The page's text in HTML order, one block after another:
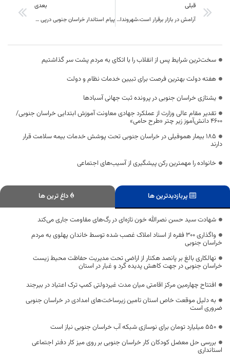
قبلی
آرامش در بازار برقرار است،شهروندان از خرید هیجانی پرهیز کنند
بعدی
پیام استاندار خراسان جنوبی درپی شهادت ۲ تن از پاسداران سرافراز هم استانی اهل بشرویه در حملات رژیم اسرائیل
سخت‌ترین شرایط پس از انقلاب را با اتکای به مردم پشت سر گذاشتیم
هفته دولت بهترین فرصت برای تبیین خدمات نظام و دولت
یشتازی خراسان جنوبی در پرونده ثبت جهانی آسبادها
تقدیر مقام عالی وزارت از عملکرد جهادی معاونت آموزش ابتدایی خراسان جنوبی/
۴۶۰۰ دانش‌آموز زیر چتر «طرح حامی»
۱۸۵ بیمار هموفیلی در خراسان جنوبی تحت پوشش خدمات بیمه سلامت قرار
دارند
خانواده را مهمترین رکن پیشگیری از آسیب‌های اجتماعی
پربازدیدترین ها داغ ترین ها
شهادت سید حسن نصرالله خون تازه‌ای در رگ‌های مقاومت جاری می‌کند
واگذاری 300 فقره از اسناد املاک غصب شده توسط خاندان پهلوی به مردم
خراسان جنوبی
نهالکاری بالغ بر پانصد هکتار از اراضی تحت مدیریت حفاظت محیط زیست
خراسان جنوبی در جهت کاهش پدیده گرد و غبار در استان
افتتاح چهارمین مرکز اقامتی میان مدت غیردولتی کمپ ترک اعتیاد در بیرجند
به دلیل موقعت خاص استان تامین زیرساخت‌های امدادی در خراسان جنوبی
ضروری است
۵۵۰ میلیارد تومان برای نوسازی شبکه‌ آب خراسان جنوبی نیاز است
بررسی حل معضل کودکان کار خراسان جنوبی بر روی میز کار دفتر اجتماعی
استانداری